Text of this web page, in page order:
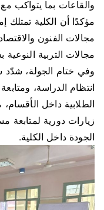
والقاعات بما يتواكب مع
مؤكدًا أن الكلية
مجالات الفنون
مجالات التربية
وفي ختام الجولة،
انتظام الدراسة،
الطلابية داخل
زيارات دورية لمتابعة
الجودة داخل الكلية.